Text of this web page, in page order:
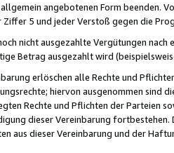
angebotenen Form beenden.
Ziffer 5 und jeder Verstoß gegen die
nicht ausgezahlte Vergütungen
Betrag ausgezahlt wird
erlöschen alle Rechte und
hiervon ausgenommen sind
Rechte und Pflichten der Parteien
dieser Vereinbarung
aus dieser Vereinbarung und der